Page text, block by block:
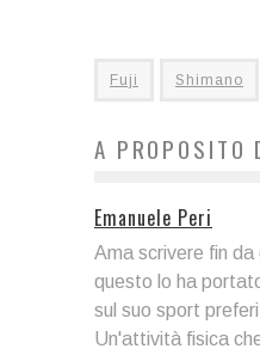
Fuji Shimano
A PROPOSITO
Emanuele Peri
Ama scrivere fin da
questo lo ha
sul suo sport
Un'attività fisica